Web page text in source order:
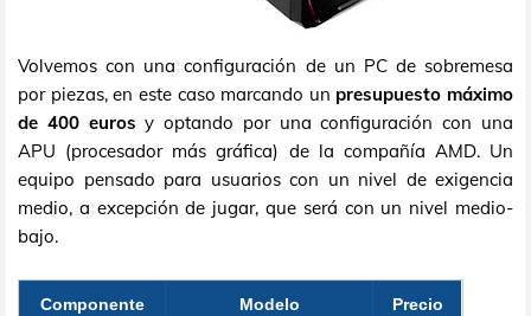
Volvemos con una configuración de un PC de sobremesa
por piezas, en este caso marcando un presupuesto máximo
de 400 euros y optando por una configuración con una
APU (procesador más gráfica) de la compañía AMD. Un
equipo pensado para usuarios con un nivel de exigencia
medio, a excepción de jugar, que será con un nivel medio-
bajo.
Componente Modelo
Precio